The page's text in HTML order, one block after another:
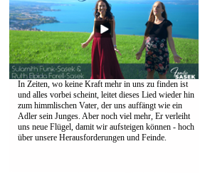
In Zeiten, wo keine Kraft mehr in uns zu finden ist
und alles vorbei scheint, leitet dieses Lied wieder hin
zum himmlischen Vater, der uns auffängt wie ein
Adler sein Junges. Aber noch viel mehr, Er verleiht
uns neue Flügel, damit wir aufsteigen können - hoch
über unsere Herausforderungen und Feinde.